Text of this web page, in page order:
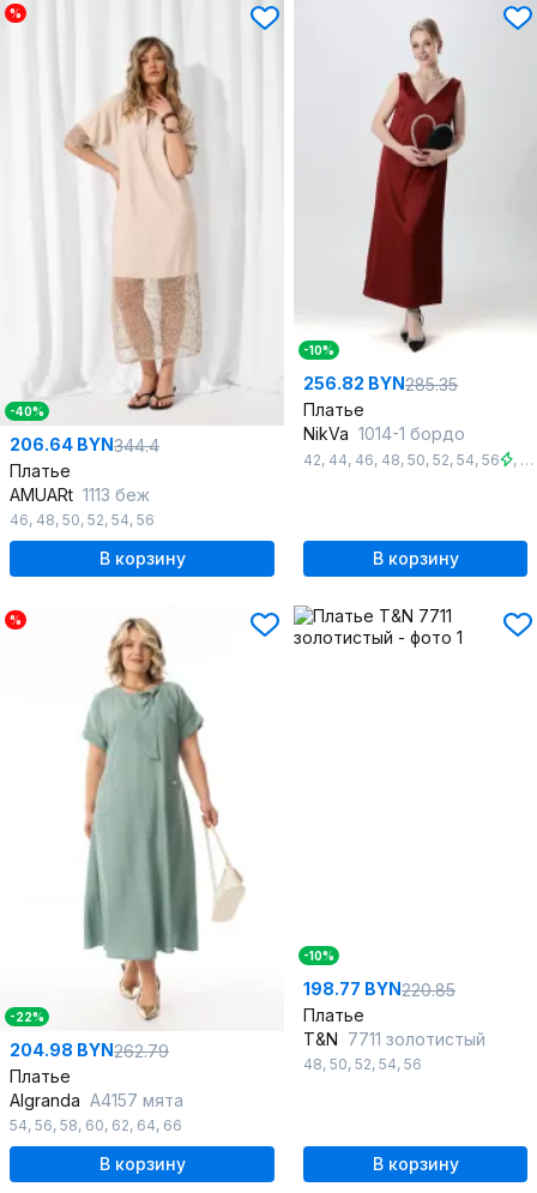
%
-40%
206.64 BYN344.4
Платье
AMUARt 1113 беж
46, 48, 50, 52, 54, 56
В корзину
-10%
256.82 BYN285.35
Платье
NikVa 1014-1 бордо
42, 44, 46, 48, 50, 52, 54, 56 , 58
В корзину
%
-22%
204.98 BYN262.79
Платье
Algranda А4157 мята
54, 56, 58, 60, 62, 64, 66
В корзину
-10%
198.77 BYN220.85
Платье
T&N 7711 золотистый
48, 50, 52, 54, 56
В корзину